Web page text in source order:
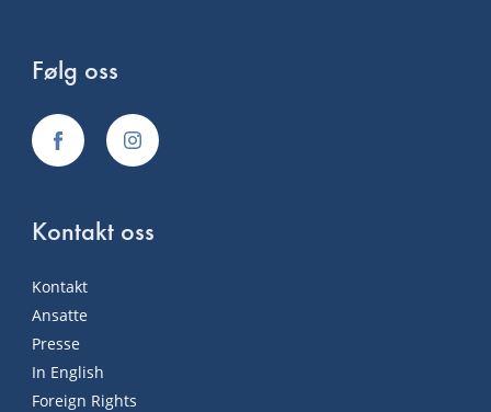
Følg oss
Kontakt oss
Kontakt
Ansatte
Presse
In English
Foreign Rights